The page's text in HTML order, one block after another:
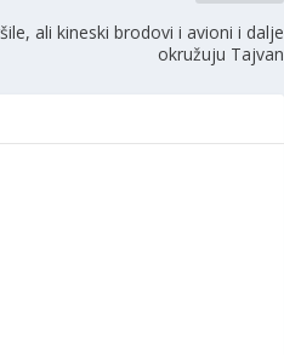
ali kineski brodovi i avioni i dalje
okružuju Tajvan